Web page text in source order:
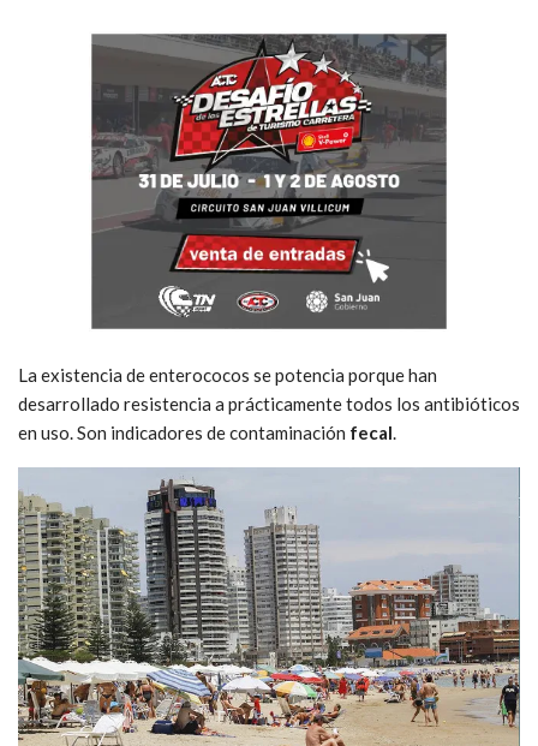
La existencia de enterococos se potencia porque han
desarrollado resistencia a prácticamente todos los antibióticos
en uso. Son indicadores de contaminación fecal.